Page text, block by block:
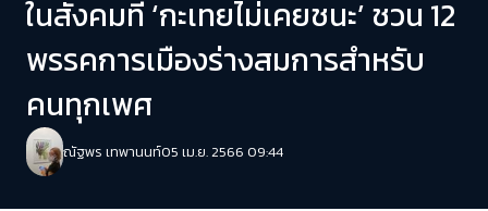
ในสังคมที่ ‘กะเทยไม่เคยชนะ’ ชวน 12
พรรคการเมืองร่างสมการสำหรับ
คนทุกเพศ
ณัฐพร เทพานนท์05 เม.ย. 2566 09:44